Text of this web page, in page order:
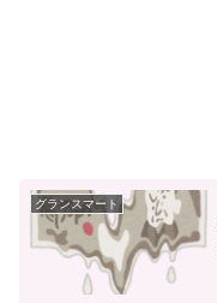
グランスマート